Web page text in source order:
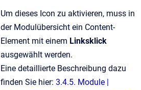
Um dieses Icon zu aktivieren, muss in
der Modulübersicht ein Content-
Element mit einem Linksklick
ausgewählt werden.
Eine detaillierte Beschreibung dazu
finden Sie hier: 3.4.5. Module |